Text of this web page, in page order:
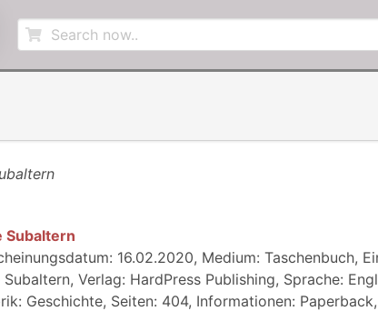
Subaltern
16.02.2020, Medium: Taschenbuch,
Subaltern, Verlag: HardPress Publishing, Sprache:
Geschichte, Seiten: 404, Informationen: